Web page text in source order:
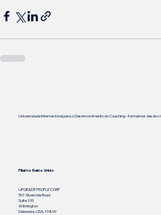
Universidade Internacional para o Desenvolvimento do Coaching - formamos desde
Filial no Reino Unido
UPGRADE PEOPLE CORP
501 Silverside Road
Suite 105
Wilmington
Delaware, USA, 19809